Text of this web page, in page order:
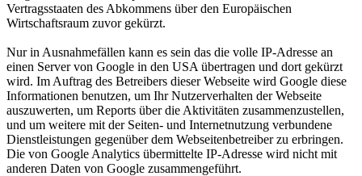
Vertragsstaaten des Abkommens über den Europäischen
Wirtschaftsraum zuvor gekürzt.
Nur in Ausnahmefällen kann es sein das die volle IP-Adresse an
einen Server von Google in den USA übertragen und dort gekürzt
wird. Im Auftrag des Betreibers dieser Webseite wird Google diese
Informationen benutzen, um Ihr Nutzerverhalten der Webseite
auszuwerten, um Reports über die Aktivitäten zusammenzustellen,
und um weitere mit der Seiten- und Internetnutzung verbundene
Dienstleistungen gegenüber dem Webseitenbetreiber zu erbringen.
Die von Google Analytics übermittelte IP-Adresse wird nicht mit
anderen Daten von Google zusammengeführt.